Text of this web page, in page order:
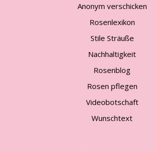
Anonym verschicken
Rosenlexikon
Stile Sträuße
Nachhaltigkeit
Rosenblog
Rosen pflegen
Videobotschaft
Wunschtext